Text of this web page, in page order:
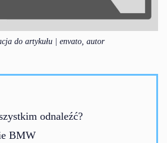
do artykułu | envato, autor
odnaleźć?
BMW